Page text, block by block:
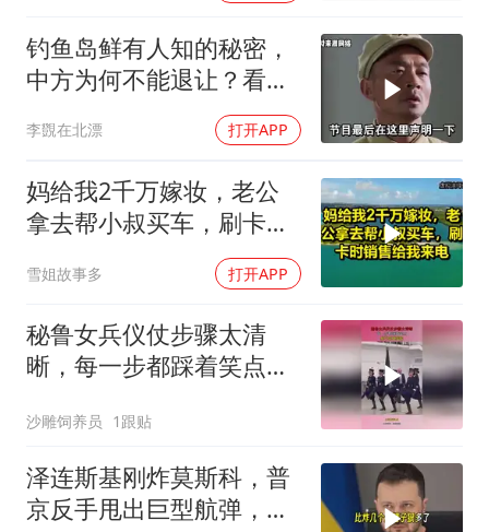
钓鱼岛鲜有人知的秘密，
中方为何不能退让？看完
李覴在北漂 打开APP
妈给我2千万嫁妆，老公
拿去帮小叔买车，刷卡时
雪姐故事多 打开APP
秘鲁女兵仪仗步骤太清
晰，每一步都踩着笑点，
沙雕饲养员 1跟贴
泽连斯基刚炸莫斯科，普
京反手甩出巨型航弹，砸